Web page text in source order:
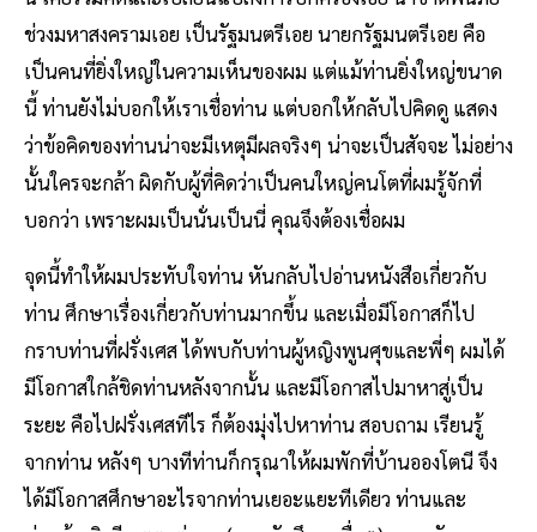
ช่วงมหาสงครามเอย เป็นรัฐมนตรีเอย นายกรัฐมนตรีเอย คือ
เป็นคนที่ยิ่งใหญ่ในความเห็นของผม แต่แม้ท่านยิ่งใหญ่ขนาด
นี้ ท่านยังไม่บอกให้เราเชื่อท่าน แต่บอกให้กลับไปคิดดู แสดง
ว่าข้อคิดของท่านน่าจะมีเหตุมีผลจริงๆ น่าจะเป็นสัจจะ ไม่อย่าง
นั้นใครจะกล้า ผิดกับผู้ที่คิดว่าเป็นคนใหญ่คนโตที่ผมรู้จักที่
บอกว่า เพราะผมเป็นนั่นเป็นนี่ คุณจึงต้องเชื่อผม
จุดนี้ทำให้ผมประทับใจท่าน หันกลับไปอ่านหนังสือเกี่ยวกับ
ท่าน ศึกษาเรื่องเกี่ยวกับท่านมากขึ้น และเมื่อมีโอกาสก็ไป
กราบท่านที่ฝรั่งเศส ได้พบกับท่านผู้หญิงพูนศุขและพี่ๆ ผมได้
มีโอกาสใกล้ชิดท่านหลังจากนั้น และมีโอกาสไปมาหาสู่เป็น
ระยะ คือไปฝรั่งเศสทีไร ก็ต้องมุ่งไปหาท่าน สอบถาม เรียนรู้
จากท่าน หลังๆ บางทีท่านก็กรุณาให้ผมพักที่บ้านอองโตนี จึง
ได้มีโอกาสศึกษาอะไรจากท่านเยอะแยะทีเดียว ท่านและ